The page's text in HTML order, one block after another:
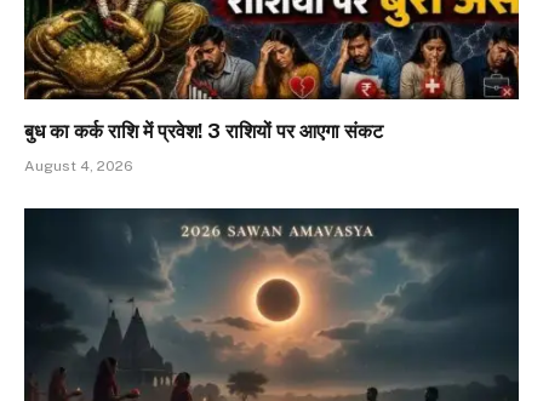
बुध का कर्क राशि में प्रवेश! 3 राशियों पर आएगा संकट
August 4, 2026